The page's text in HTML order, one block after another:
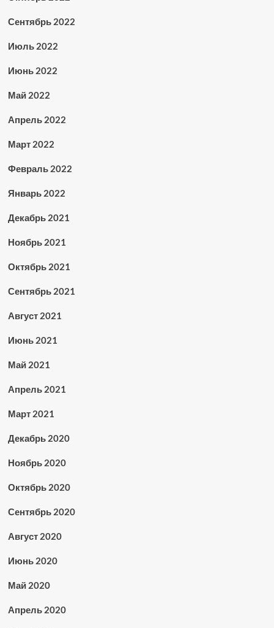
Сентябрь 2022
Июль 2022
Июнь 2022
Май 2022
Апрель 2022
Март 2022
Февраль 2022
Январь 2022
Декабрь 2021
Ноябрь 2021
Октябрь 2021
Сентябрь 2021
Август 2021
Июнь 2021
Май 2021
Апрель 2021
Март 2021
Декабрь 2020
Ноябрь 2020
Октябрь 2020
Сентябрь 2020
Август 2020
Июнь 2020
Май 2020
Апрель 2020